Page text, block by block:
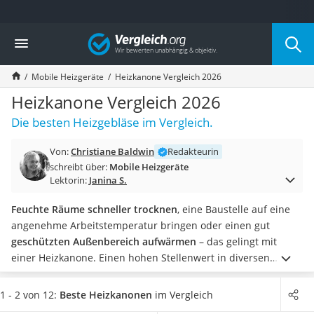
Die beliebtesten Vergleiche nach Kategorie
Baumarkt
Tresor feuerfest
Makita-Akku-Rasenmäher
Kappsäge
Smartes Türschloss
Akku-Rasentrimmer
Split-Klimaanlage 2 Innengeräte
Pelletofen
Tiefbrunnenpumpe
Fliesenschneider
Hochdruckreiniger
Doppelschleifer
Überwachungskamera
Benzinrasenmäher mit Elektrostart
Vergleich
Mobile Heizgeräte Heizkanone Vergleich 2026
Heizkanone Vergleich 2026
Die besten Heizgebläse im Vergleich.
Von:Christiane Baldwin
Redakteurin
schreibt über: Mobile Heizgeräte
Lektorin: Janina S.
Feuchte Räume schneller trocknen, eine Baustelle auf eine
angenehme Arbeitstemperatur bringen oder einen gut
geschützten Außenbereich aufwärmen – das gelingt mit
einer Heizkanone. Einen hohen Stellenwert in diversen
Heizkanone-Tests nimmt die Sicherheit ein. Besonders sicher
ist der Betrieb mit Gas oder Strom, wobei die rein elektrische
1 - 2 von 12: Beste Heizkanonen im Vergleich